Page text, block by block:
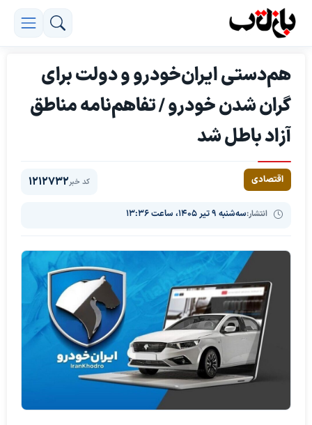
هم‌دستی ایران‌خودرو و دولت برای
گران شدن خودرو / تفاهم‌نامه مناطق
آزاد باطل شد
اقتصادی
انتشار:سه‌شنبه ۹ تیر ۱۴۰۵، ساعت ۱۳:۳۶
کد خبر1212732